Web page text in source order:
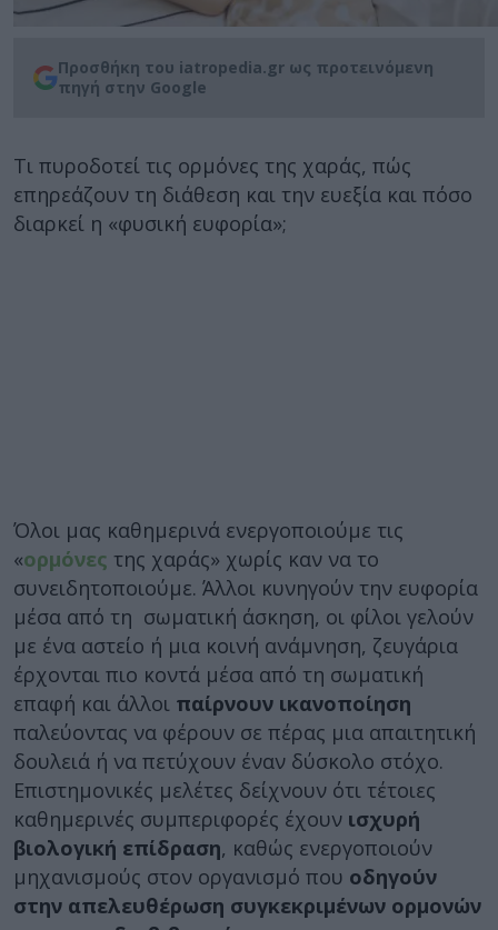
Προσθήκη του iatropedia.gr ως προτεινόμενη
πηγή στην Google
Τι πυροδοτεί τις ορμόνες της χαράς, πώς
επηρεάζουν τη διάθεση και την ευεξία και πόσο
διαρκεί η «φυσική ευφορία»;
Όλοι μας καθημερινά ενεργοποιούμε τις
«ορμόνες της χαράς» χωρίς καν να το
συνειδητοποιούμε. Άλλοι κυνηγούν την ευφορία
μέσα από τη σωματική άσκηση, οι φίλοι γελούν
με ένα αστείο ή μια κοινή ανάμνηση, ζευγάρια
έρχονται πιο κοντά μέσα από τη σωματική
επαφή και άλλοι παίρνουν ικανοποίηση
παλεύοντας να φέρουν σε πέρας μια απαιτητική
δουλειά ή να πετύχουν έναν δύσκολο στόχο.
Επιστημονικές μελέτες δείχνουν ότι τέτοιες
καθημερινές συμπεριφορές έχουν ισχυρή
βιολογική επίδραση, καθώς ενεργοποιούν
μηχανισμούς στον οργανισμό που οδηγούν
στην απελευθέρωση συγκεκριμένων ορμονών